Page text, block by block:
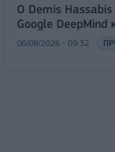
Ο Demis Hassabis
Google DeepMind
06/08/2026 - 09:32